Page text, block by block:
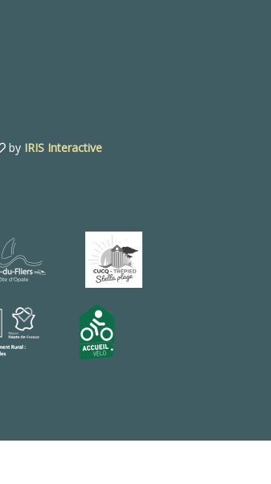
by IRIS Interactive